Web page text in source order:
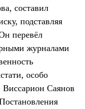
составил
подставляя
перевёл
журналами
особо
Виссарион Саянов